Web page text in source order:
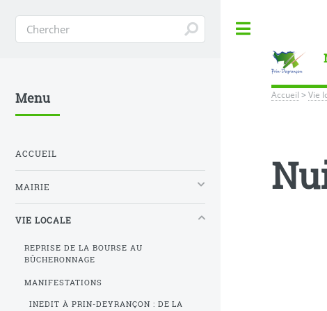
Accueil >Vie
Menu
ACCUEIL
MAIRIE
VIE LOCALE
REPRISE DE LA BOURSE AU
BÛCHERONNAGE
MANIFESTATIONS
INEDIT À PRIN-DEYRANÇON : DE LA